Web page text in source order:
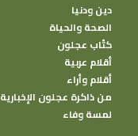
دين ودنيا
الصحة والحياة
كتًاب عجلون
أقلام عربية
أقلام وأراء
من ذاكرة عجلون الإخبارية
لمسة وفاء